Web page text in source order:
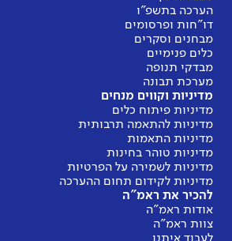
הערכה בתשפ"ו
דו"חות ופרסומים
מבחנים וסקרים
כלים פנימיים
מבדקי תנופה
מערכת תבונה
מדיניות וקווים מנחים
מדיניות פיתוח כלים
מדיניות להתאמה תרבותית
מדיניות התאמות
מדיניות טוהר בחינות
מדיניות לשמירה על הפרטיות
מדיניות לקידום תחום ההערכה
להכיר את ראמ"ה
אודות ראמ"ה
צוות ראמ"ה